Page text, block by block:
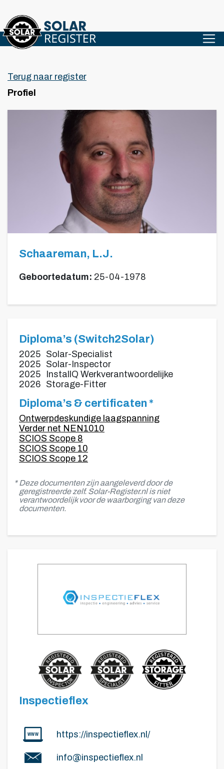
Terug naar register
Profiel
Schaareman, L.J.
Geboortedatum: 25-04-1978
Diploma’s (Switch2Solar)
2025 Solar-Specialist
2025 Solar-Inspector
2025
InstallQ Werkverantwoordelijke
2026 Storage-Fitter
Diploma’s & certificaten *
Ontwerpdeskundige laagspanning
Verder net NEN1010
SCIOS Scope 8
SCIOS Scope 10
SCIOS Scope 12
* Deze documenten zijn aangeleverd door de
geregistreerde zelf. Solar-Register.nl is niet
verantwoordelijk voor de waarborging van deze
documenten.
Inspectieflex
https://inspectieflex.nl/
info@inspectieflex.nl